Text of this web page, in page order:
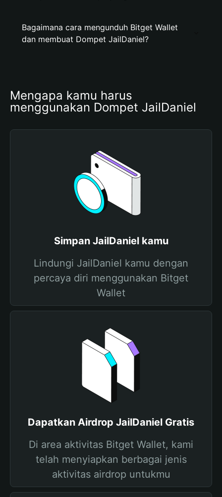
Bagaimana cara mengunduh Bitget Wallet
dan membuat Dompet JailDaniel?
Mengapa kamu harus
menggunakan Dompet JailDaniel
Simpan JailDaniel kamu
Lindungi JailDaniel kamu dengan
percaya diri menggunakan Bitget
Wallet
Dapatkan Airdrop JailDaniel Gratis
Di area aktivitas Bitget Wallet, kami
telah menyiapkan berbagai jenis
aktivitas airdrop untukmu